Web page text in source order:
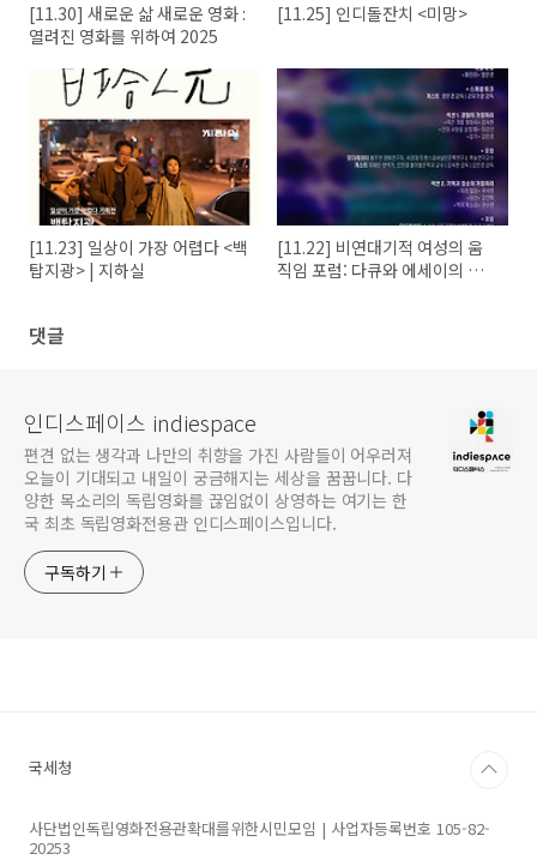
[11.30] 새로운 삶 새로운 영화 :
열려진 영화를 위하여 2025
[11.25] 인디돌잔치 <미망>
[11.23] 일상이 가장 어렵다 <백
탑지광> | 지하실
[11.22] 비연대기적 여성의 움
직임 포럼: 다큐와 에세이의 가
댓글
인디스페이스 indiespace
편견 없는 생각과 나만의 취향을 가진 사람들이 어우러져
오늘이 기대되고 내일이 궁금해지는 세상을 꿈꿉니다. 다
양한 목소리의 독립영화를 끊임없이 상영하는 여기는 한
국 최초 독립영화전용관 인디스페이스입니다.
구독하기
국세청
사단법인독립영화전용관확대를위한시민모임 | 사업자등록번호 105-82-
20253